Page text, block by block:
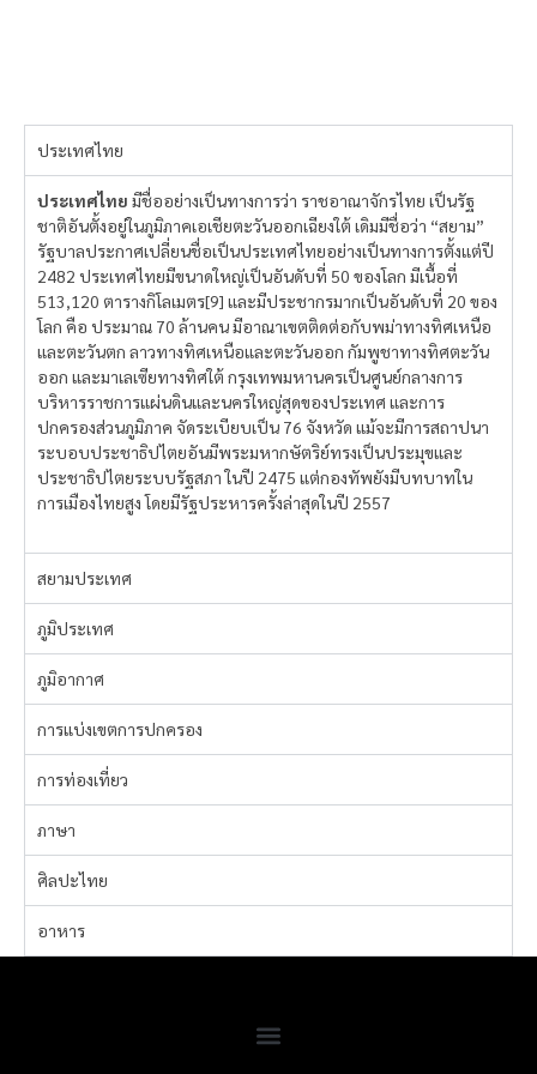
ประเทศไทย
ประเทศไทย มีชื่ออย่างเป็นทางการว่า ราชอาณาจักรไทย เป็นรัฐ
ชาติอันตั้งอยู่ในภูมิภาคเอเชียตะวันออกเฉียงใต้ เดิมมีชื่อว่า “สยาม”
รัฐบาลประกาศเปลี่ยนชื่อเป็นประเทศไทยอย่างเป็นทางการตั้งแต่ปี
2482 ประเทศไทยมีขนาดใหญ่เป็นอันดับที่ 50 ของโลก มีเนื้อที่
513,120 ตารางกิโลเมตร[9] และมีประชากรมากเป็นอันดับที่ 20 ของ
โลก คือ ประมาณ 70 ล้านคน มีอาณาเขตติดต่อกับพม่าทางทิศเหนือ
และตะวันตก ลาวทางทิศเหนือและตะวันออก กัมพูชาทางทิศตะวัน
ออก และมาเลเซียทางทิศใต้ กรุงเทพมหานครเป็นศูนย์กลางการ
บริหารราชการแผ่นดินและนครใหญ่สุดของประเทศ และการ
ปกครองส่วนภูมิภาค จัดระเบียบเป็น 76 จังหวัด แม้จะมีการสถาปนา
ระบอบประชาธิปไตยอันมีพระมหากษัตริย์ทรงเป็นประมุขและ
ประชาธิปไตยระบบรัฐสภา ในปี 2475 แต่กองทัพยังมีบทบาทใน
การเมืองไทยสูง โดยมีรัฐประหารครั้งล่าสุดในปี 2557
สยามประเทศ
ภูมิประเทศ
ภูมิอากาศ
การแบ่งเขตการปกครอง
การท่องเที่ยว
ภาษา
ศิลปะไทย
อาหาร